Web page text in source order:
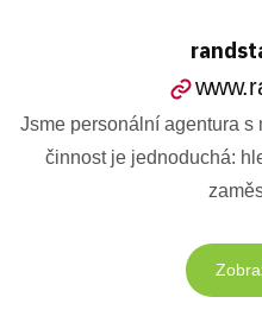
Jsme personální agentura
činnost je jednoduchá: